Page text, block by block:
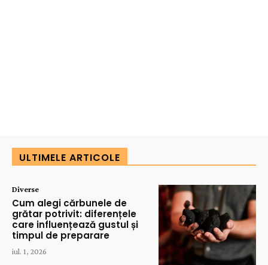
ULTIMELE ARTICOLE
Diverse
Cum alegi cărbunele de
grătar potrivit: diferențele
care influențează gustul și
timpul de preparare
iul. 1, 2026